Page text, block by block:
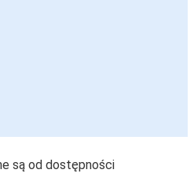
są od dostępności